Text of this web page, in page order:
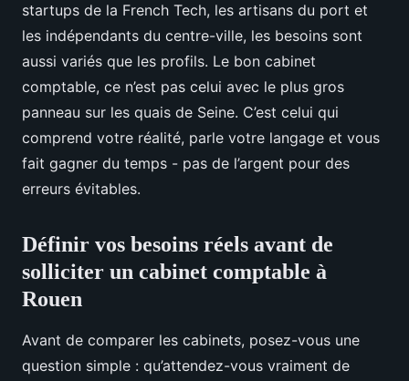
startups de la French Tech, les artisans du port et
les indépendants du centre-ville, les besoins sont
aussi variés que les profils. Le bon cabinet
comptable, ce n’est pas celui avec le plus gros
panneau sur les quais de Seine. C’est celui qui
comprend votre réalité, parle votre langage et vous
fait gagner du temps - pas de l’argent pour des
erreurs évitables.
Définir vos besoins réels avant de
solliciter un cabinet comptable à
Rouen
Avant de comparer les cabinets, posez-vous une
question simple : qu’attendez-vous vraiment de